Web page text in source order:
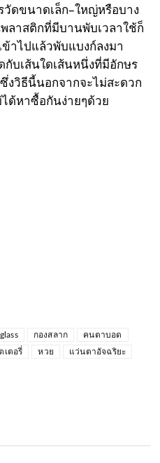
วัดขนาดเล็ก–ใหญ่หรือบาง
ลาสติกที่มีบานพับเวลาใช้ก็
าไปแล้วพับแบงก์ลงมา
บเส้นใดเส้นหนึ่งที่มีอักษร
งวิธีนี้นอกจากจะไม่สะดวก
ด้หาซื้อกันง่ายๆด้วย
กองสลาก
คนตาบอด
เตอรี่ หวย
แว่นตาอัจฉริยะ